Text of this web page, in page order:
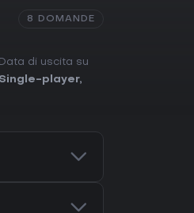
8 DOMANDE
di uscita su
Single-player,